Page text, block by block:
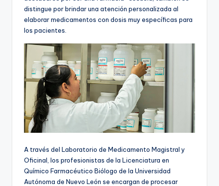
distingue por brindar una atención personalizada al
elaborar medicamentos con dosis muy específicas para
los pacientes.
A través del Laboratorio de Medicamento Magistral y
Oficinal, los profesionistas de la Licenciatura en
Químico Farmacéutico Biólogo de la Universidad
Autónoma de Nuevo León se encargan de procesar